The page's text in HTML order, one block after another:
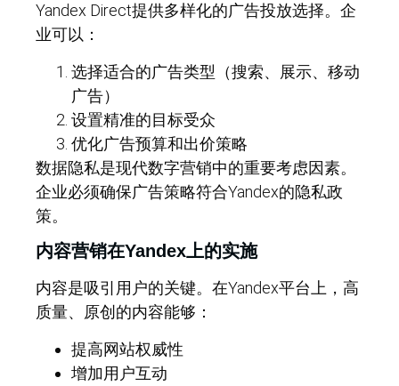
Yandex Direct提供多样化的广告投放选择。企
业可以：
选择适合的广告类型（搜索、展示、移动
广告）
设置精准的目标受众
优化广告预算和出价策略
数据隐私是现代数字营销中的重要考虑因素。
企业必须确保广告策略符合Yandex的隐私政
策。
内容营销在Yandex上的实施
内容是吸引用户的关键。在Yandex平台上，高
质量、原创的内容能够：
提高网站权威性
增加用户互动